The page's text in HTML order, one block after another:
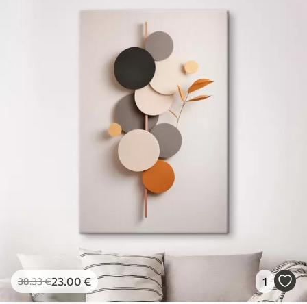
38.33€23.00 € 1